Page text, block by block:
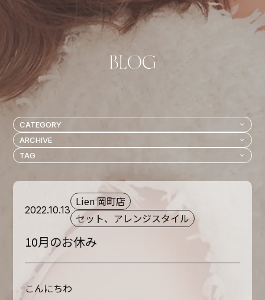
2022.10.13
Lien 岡町店
セット、アレンジスタイル
10月のお休み
こんにちわ